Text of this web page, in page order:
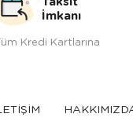
İmkanı
Kredi Kartlarına